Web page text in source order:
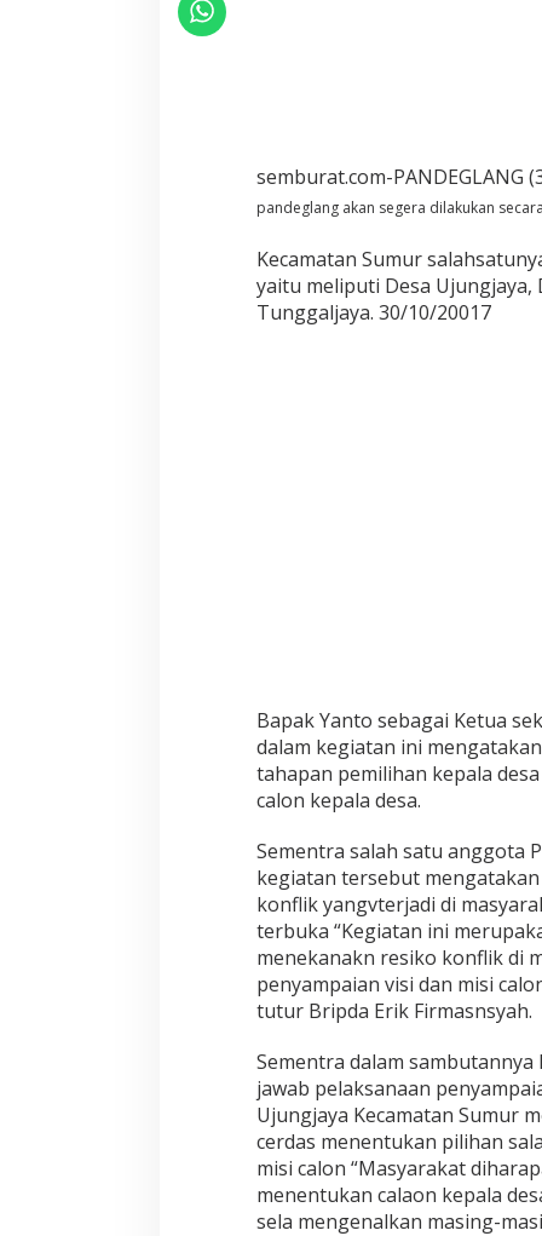
semburat.com-PANDEGLANG
pandeglang akan segera dilakukan
Kecamatan Sumur
yaitu meliputi Desa Ujungjaya,
Tunggaljaya. 30/10/20017
Bapak Yanto sebagai Ketua
dalam kegiatan ini
tahapan pemilihan kepala
calon kepala desa.
Sementra salah satu anggota
kegiatan tersebut
konflik yangvterjadi di
terbuka “Kegiatan ini
menekanakn resiko konflik di
penyampaian visi dan misi
tutur Bripda Erik Firmasnsyah.
Sementra dalam
jawab pelaksanaan
Ujungjaya Kecamatan Sumur
cerdas menentukan pilihan
misi calon “Masyarakat
menentukan calaon kepala
sela mengenalkan masing-